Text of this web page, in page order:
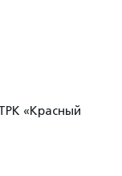
«Красный